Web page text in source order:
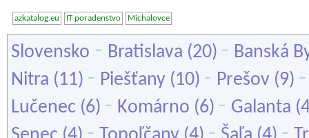
azkatalog.eu IT poradenstvo Michalovce
Slovensko - Bratislava (20) - Banská
Nitra (11) - Piešťany (10) - Prešov (9)
Lučenec (6) - Komárno (6) - Galanta